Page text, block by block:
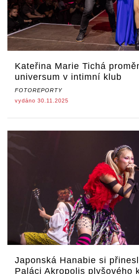
Kateřina Marie Tichá
universum v intimní klub
FOTOREPORTY
vydáno 30.11.2025
Japonská Hanabie si
Paláci Akropolis plyšového